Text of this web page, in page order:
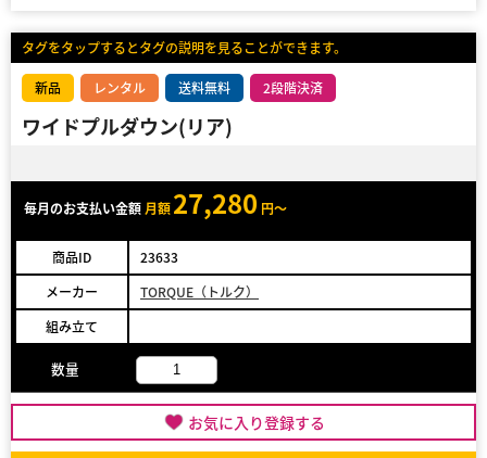
タグをタップするとタグの説明を見ることができます。
新品 レンタル 送料無料 2段階決済
ワイドプルダウン(リア)
毎月のお支払い金額 月額27,280 円～
商品ID
23633
メーカー
TORQUE（トルク）
組み立て
数量
お気に入り登録する